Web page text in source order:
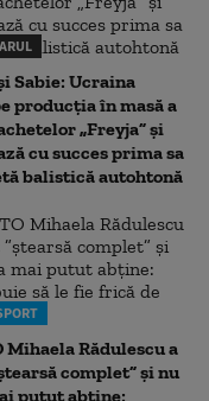
Sabie: Ucraina
producția în masă a
„Freyja” și
cu succes prima sa
balistică autohtonă
Mihaela Rădulescu a
complet” și nu
putut abține: